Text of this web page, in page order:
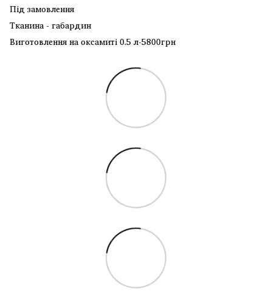
Під замовлення
Тканина - габардин
Виготовлення на оксамиті 0.5 л-5800грн